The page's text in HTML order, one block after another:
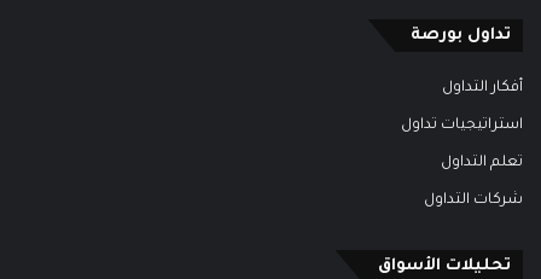
تداول بورصة
أفكار التداول
استراتيجيات تداول
تعلم التداول
شركات التداول
تحليلات الأسواق